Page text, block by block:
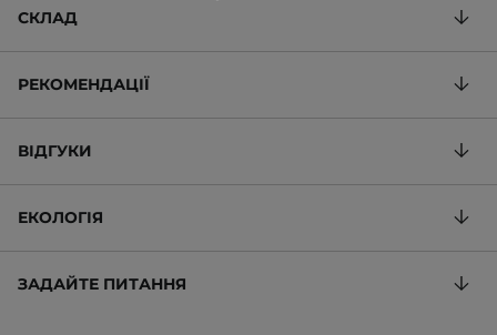
СКЛАД
РЕКОМЕНДАЦІЇ
ВІДГУКИ
ЕКОЛОГІЯ
ЗАДАЙТЕ ПИТАННЯ